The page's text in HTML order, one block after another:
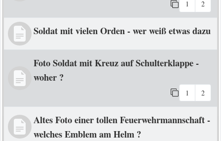
1 2
Soldat mit vielen Orden - wer weiß etwas dazu
Foto Soldat mit Kreuz auf Schulterklappe -
woher ?
1 2
Altes Foto einer tollen Feuerwehrmannschaft -
welches Emblem am Helm ?